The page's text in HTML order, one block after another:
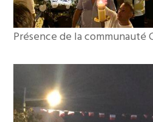
Présence de la communauté